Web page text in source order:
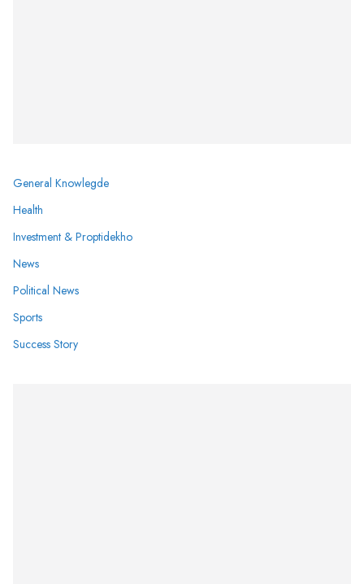
General Knowlegde
Health
Investment & Proptidekho
News
Political News
Sports
Success Story